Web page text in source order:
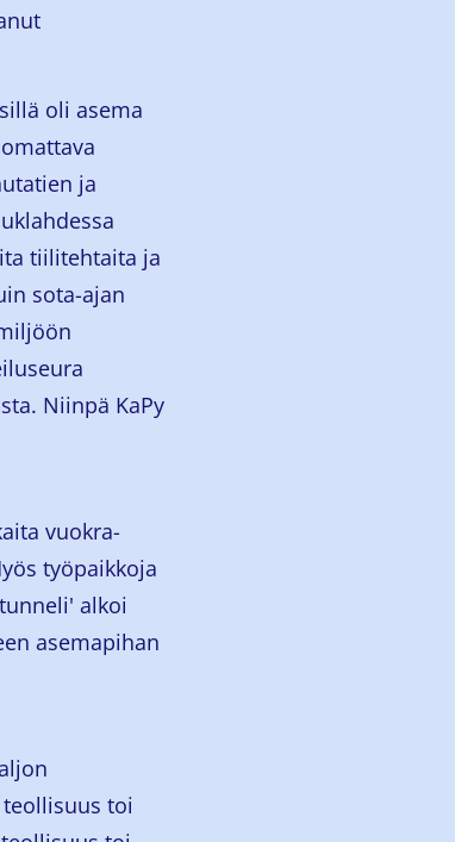
oli asema
ja
tiilitehtaita ja
sota-ajan
Niinpä KaPy
vuokra-
työpaikkoja
alkoi
asemapihan
toi